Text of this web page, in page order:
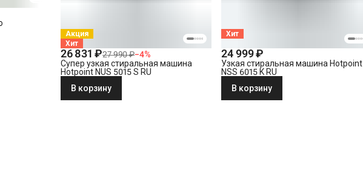
Акция
Хит
26 831 ₽27 990 ₽−4%
Супер узкая стиральная машина
Hotpoint NUS 5015 S RU
В корзину
Хит
24 999 ₽
Узкая стиральная машина Hotpoint
NSS 6015 K RU
В корзину